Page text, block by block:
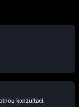
konzultaci.